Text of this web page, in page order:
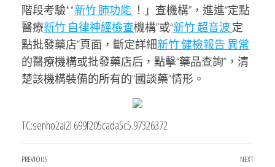
階段考驗**新竹 肺功能 ！」查機構”，進進“定點
醫療新竹 自律神經檢查機構”或“新竹 超音波 定
點批發藥店”頁面，斷定詳細新竹 健檢報告 異常
的醫療機構或批發藥店后，點擊“藥品查詢”，清
楚該機構裝備的所有的“國談藥”情形。
TC:senho2ai2l 699f205cada5c5.97326372
Previous
PREVIOUS Next
NEXT